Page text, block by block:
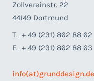
Zollvereinstr. 22
44149 Dortmund
T. + 49 (231) 862 88 62
F. + 49 (231) 862 88 63
info(at)grunddesign.de